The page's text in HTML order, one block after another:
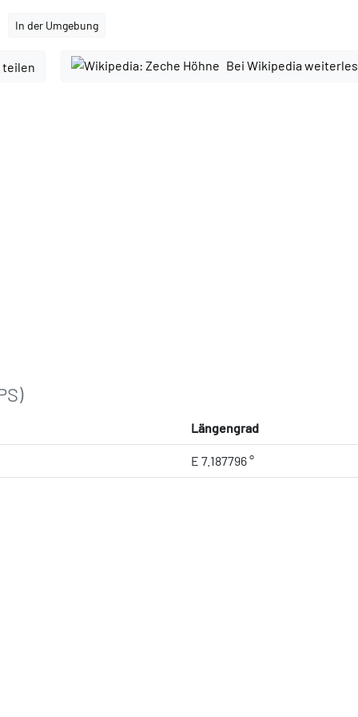
In der Umgebung
teilen Bei Wikipedia
Längengrad
E 7.187796 °